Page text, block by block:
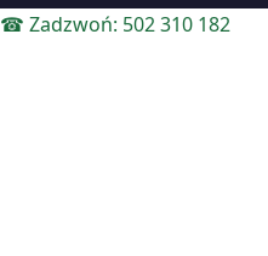
☎ Zadzwoń: 502 310 182